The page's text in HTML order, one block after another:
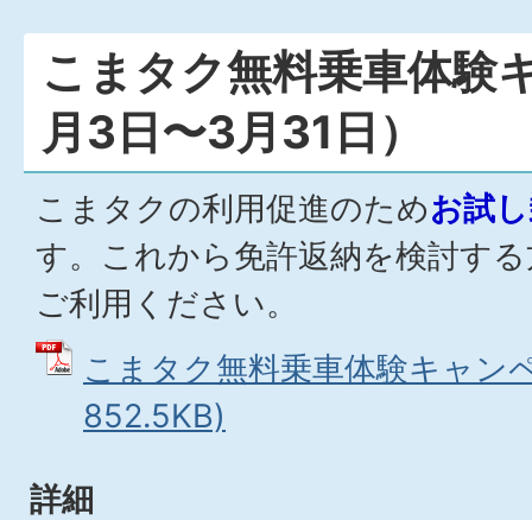
こまタク無料乗車体験
月3日〜3月31日）
こまタクの利用促進のためお試
す。これから免許返納を検討す
ご利用ください。
こまタク無料乗車体験キャン
852.5KB)
詳細